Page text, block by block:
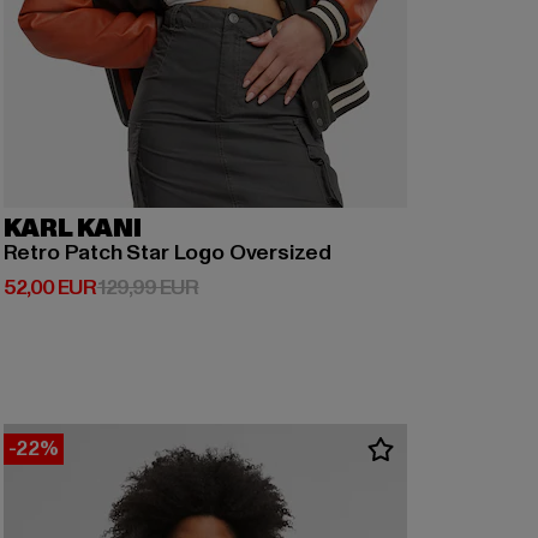
KARL KANI
Retro Patch Star Logo Oversized
52,00 EUR
Derzeitiger Preis: 52,00 EUR
129,99 EURAktionspreis: 129,99 EUR
-22%